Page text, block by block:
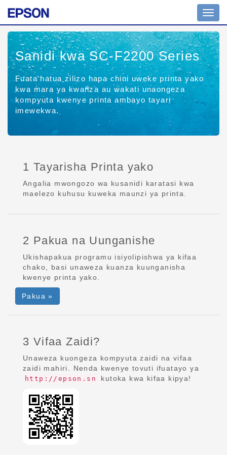
Sanidi kwa SC-F2200 Series
Fuata hatua zilizo hapa chini uweke printa yako
kwa mara ya kwanza au wakati unaongeza
kompyuta kwenye printa ambayo tayari
imewekwa.
1 Tayarisha Printa yako
Angalia mwongozo wa kusanidi karatasi kwa
maelezo kuhusu kuweka maunzi ya printa.
2 Pakua na Uunganishe
Ukishapakua programu isiyolipishwa ya kifaa
chako, basi unaweza kuanza kuunganisha
kwenye printa yako.
Pakua »
3 Vifaa Zaidi?
Unaweza kuongeza kompyuta zaidi na vifaa
zaidi mahiri. Nenda kwenye tovuti ifuatayo ya
http://epson.sn kutoka kwa kifaa kipya!